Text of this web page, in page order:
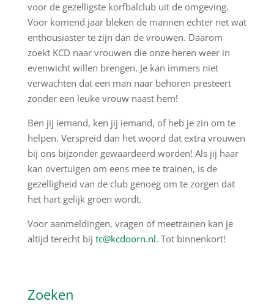
voor de gezelligste korfbalclub uit de omgeving.
Voor komend jaar bleken de mannen echter net wat
enthousiaster te zijn dan de vrouwen. Daarom
zoekt KCD naar vrouwen die onze heren weer in
evenwicht willen brengen. Je kan immers niet
verwachten dat een man naar behoren presteert
zonder een leuke vrouw naast hem!
Ben jij iemand, ken jij iemand, of heb je zin om te
helpen. Verspreid dan het woord dat extra vrouwen
bij ons bijzonder gewaardeerd worden! Als jij haar
kan overtuigen om eens mee te trainen, is de
gezelligheid van de club genoeg om te zorgen dat
het hart gelijk groen wordt.
Voor aanmeldingen, vragen of meetrainen kan je
altijd terecht bij tc@kcdoorn.nl. Tot binnenkort!
Zoeken